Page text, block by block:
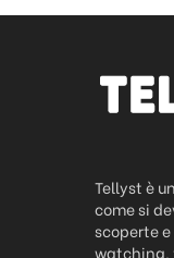
Tellyst è
come si
scoperte
watching,